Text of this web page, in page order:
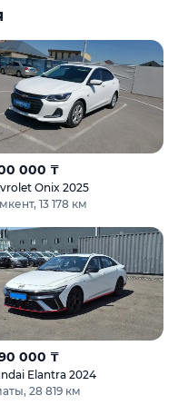
000 ₸
Onix 2025
13 178 км
000 ₸
Elantra 2024
28 819 км